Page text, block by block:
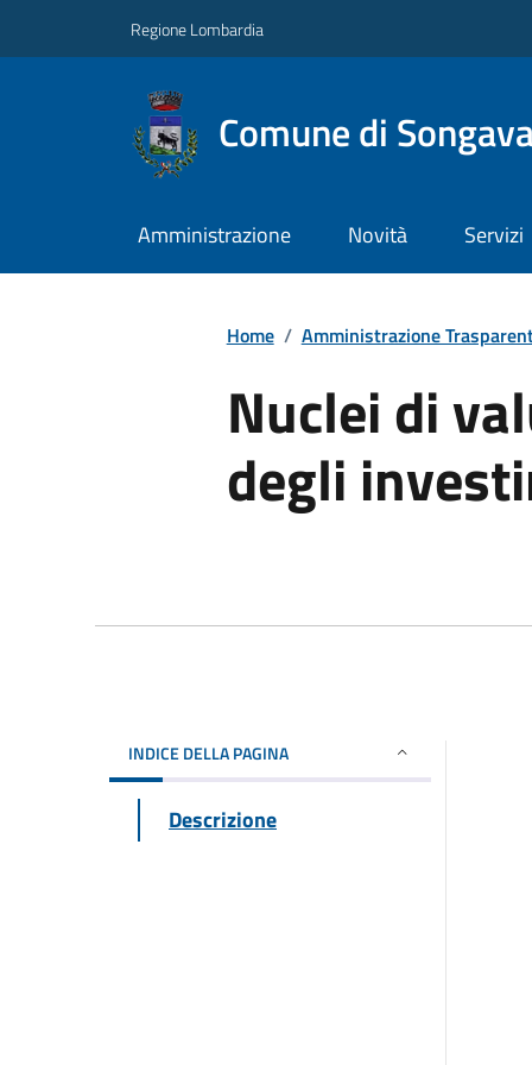
Regione Lombardia
Comune di
Amministrazione Novità Servizi
Home / Amministrazione
Nuclei di
degli
INDICE DELLA PAGINA
Descrizione